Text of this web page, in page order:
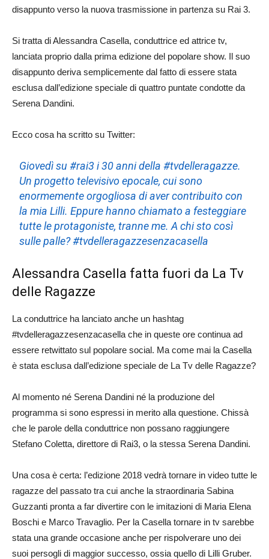
disappunto verso la nuova trasmissione in partenza su Rai 3.
Si tratta di Alessandra Casella, conduttrice ed attrice tv,
lanciata proprio dalla prima edizione del popolare show. Il suo
disappunto deriva semplicemente dal fatto di essere stata
esclusa dall’edizione speciale di quattro puntate condotte da
Serena Dandini.
Ecco cosa ha scritto su Twitter:
Giovedì su #rai3 i 30 anni della #tvdelleragazze.
Un progetto televisivo epocale, cui sono
enormemente orgogliosa di aver contribuito con
la mia Lilli. Eppure hanno chiamato a festeggiare
tutte le protagoniste, tranne me. A chi sto così
sulle palle? #tvdelleragazzesenzacasella
Alessandra Casella fatta fuori da La Tv
delle Ragazze
La conduttrice ha lanciato anche un hashtag
#tvdelleragazzesenzacasella che in queste ore continua ad
essere retwittato sul popolare social. Ma come mai la Casella
è stata esclusa dall’edizione speciale de La Tv delle Ragazze?
Al momento né Serena Dandini né la produzione del
programma si sono espressi in merito alla questione. Chissà
che le parole della conduttrice non possano raggiungere
Stefano Coletta, direttore di Rai3, o la stessa Serena Dandini.
Una cosa è certa: l’edizione 2018 vedrà tornare in video tutte le
ragazze del passato tra cui anche la straordinaria Sabina
Guzzanti pronta a far divertire con le imitazioni di Maria Elena
Boschi e Marco Travaglio. Per la Casella tornare in tv sarebbe
stata una grande occasione anche per rispolverare uno dei
suoi persogli di maggior successo, ossia quello di Lilli Gruber.